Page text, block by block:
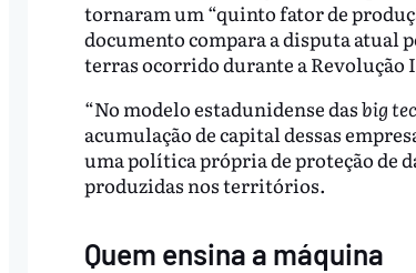
tornaram um “quinto fator de
documento compara a disputa atual
terras ocorrido durante a
“No modelo estadunidense dasbig
acumulação de capital dessas
uma política própria de proteção de
produzidas nos territórios.
Quem ensina a máquina